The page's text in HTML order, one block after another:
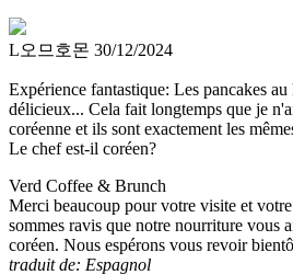
L오므호몬 30/12/2024
Expérience fantastique: Les pancakes
délicieux... Cela fait longtemps que je
coréenne et ils sont exactement les
Le chef est-il coréen?
Verd Coffee & Brunch
Merci beaucoup pour votre visite et
sommes ravis que notre nourriture vous
coréen. Nous espérons vous revoir
traduit de: Espagnol